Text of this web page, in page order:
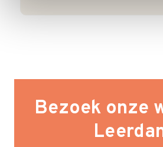
Bezoek onze